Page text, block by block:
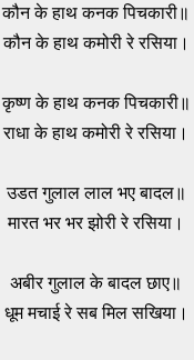
कौन के हाथ कनक पिचकारी॥
कौन के हाथ कमोरी रे रसिया।
कृष्ण के हाथ कनक पिचकारी॥
राधा के हाथ कमोरी रे रसिया।
उडत गुलाल लाल भए बादल॥
मारत भर भर झोरी रे रसिया।
अबीर गुलाल के बादल छाए॥
धूम मचाई रे सब मिल सखिया।